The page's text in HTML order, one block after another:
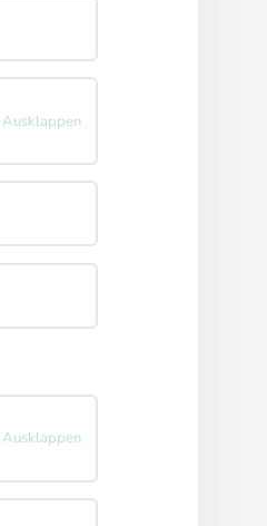
Ausklappen
Ausklappen